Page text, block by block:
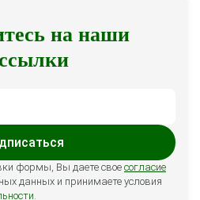
на наши
формы, Вы даете свое согласие
данных и принимаете условия
.